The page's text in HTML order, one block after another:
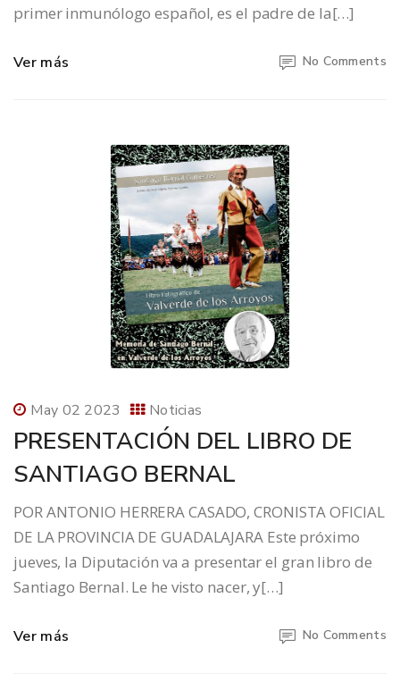
primer inmunólogo español, es el padre de la[…]
Ver más No Comments
May 02 2023 Noticias
PRESENTACIÓN DEL LIBRO DE
SANTIAGO BERNAL
POR ANTONIO HERRERA CASADO, CRONISTA OFICIAL
DE LA PROVINCIA DE GUADALAJARA Este próximo
jueves, la Diputación va a presentar el gran libro de
Santiago Bernal. Le he visto nacer, y[…]
Ver más No Comments